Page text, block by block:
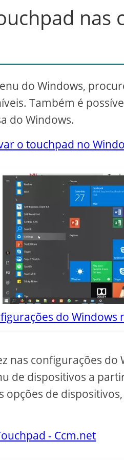
nas
do Windows,
Também é
do Windows.
o touchpad no
do Windows
nas configurações
de dispositivos a
opções de
- Ccm.net